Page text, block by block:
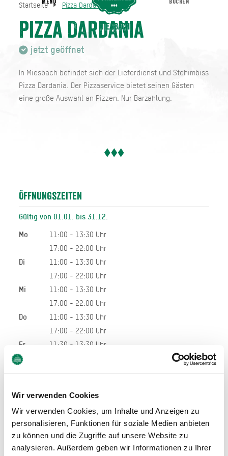
Wir verwenden Cookies
Wir verwenden Cookies, um Inhalte und Anzeigen zu
personalisieren, Funktionen für soziale Medien anbieten
zu können und die Zugriffe auf unsere Website zu
analysieren. Außerdem geben wir Informationen zu Ihrer
Startseite Pizza Dardania
Pizza Dardania
jetzt geöffnet
In Miesbach befindet sich der Lieferdienst und Stehimbiss
Pizza Dardania. Der Pizzaservice bietet seinen Gästen
eine große Auswahl an Pizzen. Nur Barzahlung.
Öffnungszeiten
Gültig von 01.01. bis 31.12.
Mo
11:00 - 13:30 Uhr
17:00 - 22:00 Uhr
Di
11:00 - 13:30 Uhr
17:00 - 22:00 Uhr
Mi
11:00 - 13:30 Uhr
17:00 - 22:00 Uhr
Do
11:00 - 13:30 Uhr
17:00 - 22:00 Uhr
Fr
11:30 - 13:30 Uhr
Sa
11:30 - 13:30 Uhr
So
11:30 - 13:30 Uhr
17:00 - 22:00 Uhr
11:30 - 13:30 Uhr
17:00 - 22:00 Uhr
Startseite Pizza Dardania
MENU
Miesbach
BUCHEN